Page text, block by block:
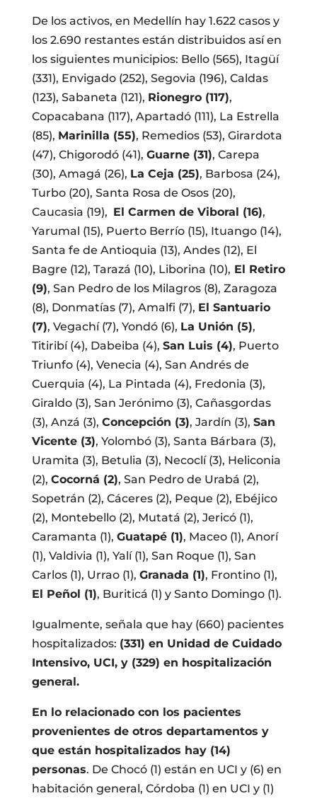
De los activos, en Medellín hay 1.622 casos y
los 2.690 restantes están distribuidos así en
los siguientes municipios: Bello (565), Itagüí
(331), Envigado (252), Segovia (196), Caldas
(123), Sabaneta (121), Rionegro (117),
Copacabana (117), Apartadó (111), La Estrella
(85), Marinilla (55), Remedios (53), Girardota
(47), Chigorodó (41), Guarne (31), Carepa
(30), Amagá (26), La Ceja (25), Barbosa (24),
Turbo (20), Santa Rosa de Osos (20),
Caucasia (19), El Carmen de Viboral (16),
Yarumal (15), Puerto Berrío (15), Ituango (14),
Santa fe de Antioquia (13), Andes (12), El
Bagre (12), Tarazá (10), Liborina (10), El Retiro
(9), San Pedro de los Milagros (8), Zaragoza
(8), Donmatías (7), Amalfi (7), El Santuario
(7), Vegachí (7), Yondó (6), La Unión (5),
Titiribí (4), Dabeiba (4), San Luis (4), Puerto
Triunfo (4), Venecia (4), San Andrés de
Cuerquia (4), La Pintada (4), Fredonia (3),
Giraldo (3), San Jerónimo (3), Cañasgordas
(3), Anzá (3), Concepción (3), Jardín (3), San
Vicente (3), Yolombó (3), Santa Bárbara (3),
Uramita (3), Betulia (3), Necoclí (3), Heliconia
(2), Cocorná (2), San Pedro de Urabá (2),
Sopetrán (2), Cáceres (2), Peque (2), Ebéjico
(2), Montebello (2), Mutatá (2), Jericó (1),
Caramanta (1), Guatapé (1), Maceo (1), Anorí
(1), Valdivia (1), Yalí (1), San Roque (1), San
Carlos (1), Urrao (1), Granada (1), Frontino (1),
El Peñol (1), Buriticá (1) y Santo Domingo (1).
Igualmente, señala que hay (660) pacientes
hospitalizados: (331) en Unidad de Cuidado
Intensivo, UCI, y (329) en hospitalización
general.
En lo relacionado con los pacientes
provenientes de otros departamentos y
que están hospitalizados hay (14)
personas. De Chocó (1) están en UCI y (6) en
habitación general, Córdoba (1) en UCI y (1)